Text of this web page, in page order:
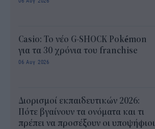
Casio: Το νέο G-SHOCK Pokémon
για τα 30 χρόνια του franchise
06 Αυγ 2026
Διορισμοί εκπαιδευτικών 2026:
Πότε βγαίνουν τα ονόματα και τι
πρέπει να προσέξουν οι υποψήφιοι